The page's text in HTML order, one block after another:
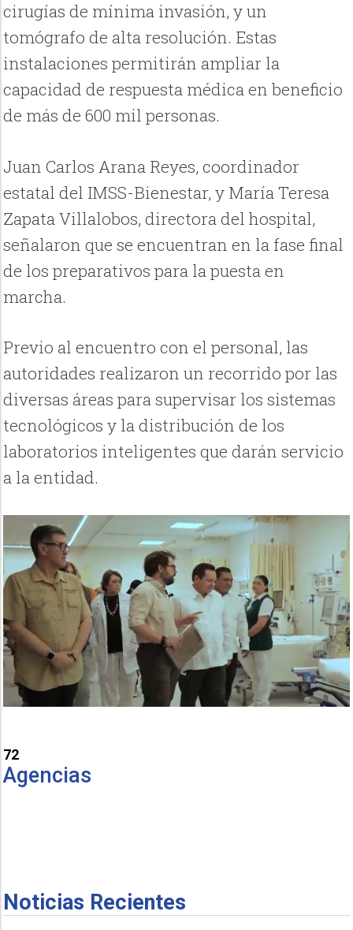
cirugías de mínima invasión, y un
tomógrafo de alta resolución. Estas
instalaciones permitirán ampliar la
capacidad de respuesta médica en beneficio
de más de 600 mil personas.
Juan Carlos Arana Reyes, coordinador
estatal del IMSS-Bienestar, y María Teresa
Zapata Villalobos, directora del hospital,
señalaron que se encuentran en la fase final
de los preparativos para la puesta en
marcha.
Previo al encuentro con el personal, las
autoridades realizaron un recorrido por las
diversas áreas para supervisar los sistemas
tecnológicos y la distribución de los
laboratorios inteligentes que darán servicio
a la entidad.
72
Agencias
Noticias Recientes